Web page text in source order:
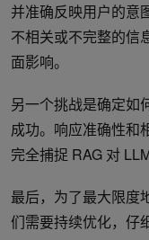
并准确反映用户的意
不相关或不完整的信
面影响。
另一个挑战是确定如
成功。响应准确性和
完全捕捉 RAG 对
最后，为了最大限度
们需要持续优化，仔